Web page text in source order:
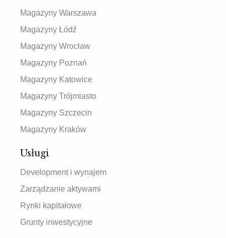
Magazyny Warszawa
Magazyny Łódź
Magazyny Wrocław
Magazyny Poznań
Magazyny Katowice
Magazyny Trójmiasto
Magazyny Szczecin
Magazyny Kraków
Usługi
Development i wynajem
Zarządzanie aktywami
Rynki kapitałowe
Grunty inwestycyjne